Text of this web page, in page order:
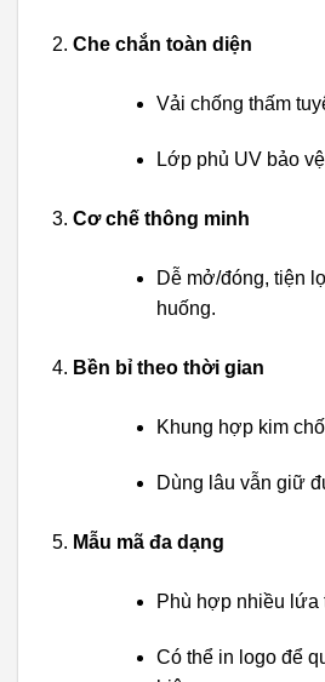
Che chắn toàn diện
Vải chống thấm
Lớp phủ UV bảo
Cơ chế thông minh
Dễ mở/đóng, tiện
huống.
Bền bỉ theo thời gian
Khung hợp kim
Dùng lâu vẫn giữ
Mẫu mã đa dạng
Phù hợp nhiều lứa
Có thể in logo để